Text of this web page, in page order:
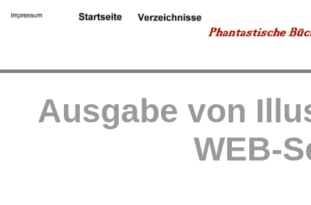
Ausgabe von
WEB-